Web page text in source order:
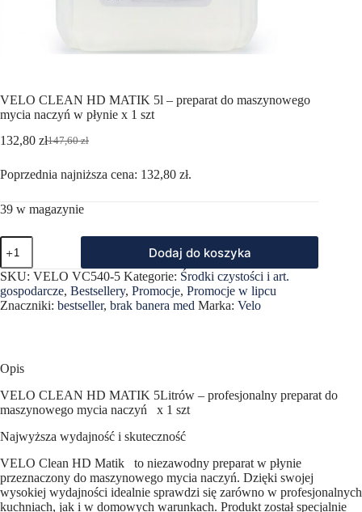
VELO CLEAN HD MATIK 5l – preparat do maszynowego
mycia naczyń w płynie x 1 szt
147,60zł
Pierwotna
wynosiła:
132,80 złAktualna
wynosi:
Poprzednia najniższa cena: 132,80 zł.
39 w magazynie
ilość
VELO
CLEAN
HD
MATIK
5l
maszynowego
mycia
naczyń
w
płynie
x
szt
Dodaj do koszyka
SKU: VELO VC540-5 Kategorie: Środki czystości i art.
gospodarcze, Bestsellery, Promocje, Promocje w lipcu
Znaczniki: bestseller, brak banera med Marka: Velo
Opis
VELO CLEAN HD MATIK 5Litrów – profesjonalny preparat do
maszynowego mycia naczyń x 1 szt
Najwyższa wydajność i skuteczność
VELO Clean HD Matik to niezawodny preparat w płynie
przeznaczony do maszynowego mycia naczyń. Dzięki swojej
wysokiej wydajności idealnie sprawdzi się zarówno w profesjonalnych
kuchniach, jak i w domowych warunkach. Produkt został specjalnie